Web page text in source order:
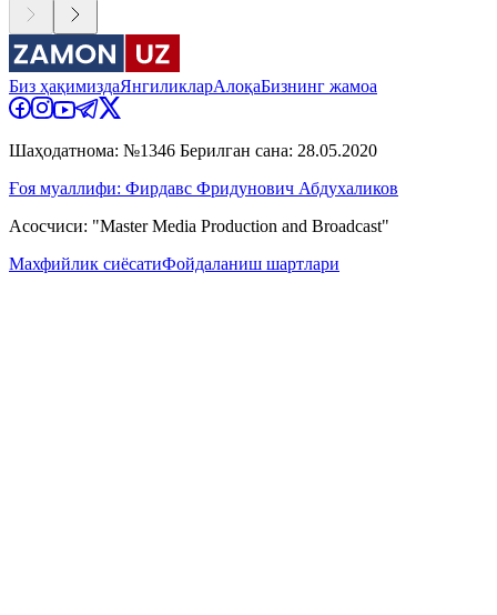
Биз ҳақимиздаЯнгиликларАлоқаБизнинг жамоа
Шаҳодатнома: №1346 Берилган сана: 28.05.2020
Ғоя муаллифи: Фирдавс Фридунович Абдухаликов
Асосчиси: "Master Media Production and Broadcast"
Махфийлик сиёсатиФойдаланиш шартлари